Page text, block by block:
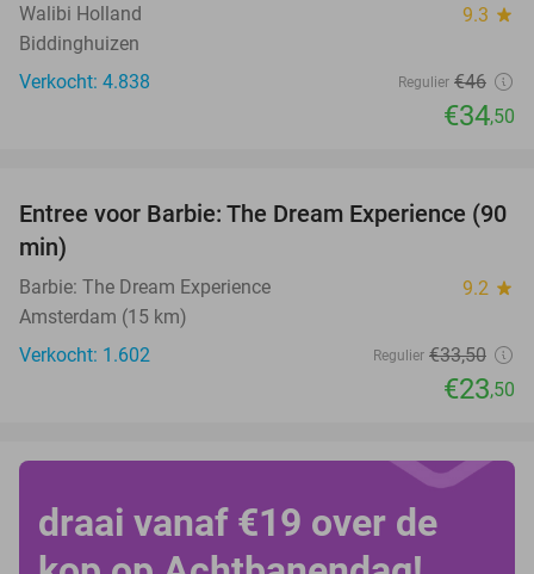
Walibi Holland 9.3 star
Biddinghuizen
Verkocht: 4.838
Regulier €46
€34,50
30%
Entree voor Barbie: The Dream Experience (90
min)
Barbie: The Dream Experience 9.2 star
Amsterdam (15 km)
Verkocht: 1.602
Regulier €33,50
€23,50
draai vanaf €19 over de